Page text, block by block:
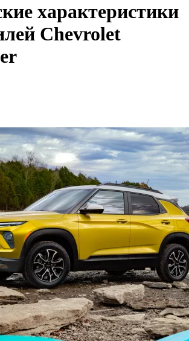
характеристики
Chevrolet